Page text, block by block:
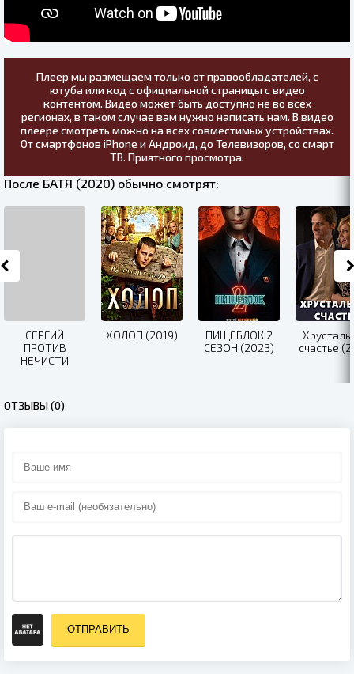
Плеер мы размещаем только от правообладателей, с
ютуба или код с официальной страницы с видео
контентом. Видео может быть доступно не во всех
регионах, в таком случае вам нужно написать нам. В видео
плеере смотреть можно на всех совместимых устройствах.
От смартфонов iPhone и Андроид, до Телевизоров, со смарт
ТВ. Приятного просмотра.
После БАТЯ (2020) обычно смотрят:
СЕРГИЙ
ПРОТИВ
НЕЧИСТИ
ХОЛОП (2019)
ПИЩЕБЛОК 2
СЕЗОН (2023)
счастье
ОТЗЫВЫ (0)
ОТПРАВИТЬ